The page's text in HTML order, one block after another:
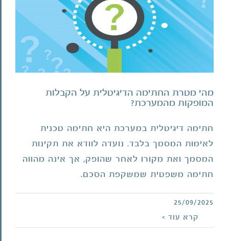
מהי מטרת החתימה הדיגיטלית על הקבלות
המופקות מהמערכת?
חתימה דיגיטלית במערכת היא חתימה טכנית
לאימות המסמך בלבד. נועדה לוודא את תקינות
המסמך ואת מקורו לאחר שהופק, אך אינה מהווה
חתימה משפטית שמשקפת הסכם.
25/09/2025
קרא עוד >
אילו יתרונות יש לשימוש במערכת עבור